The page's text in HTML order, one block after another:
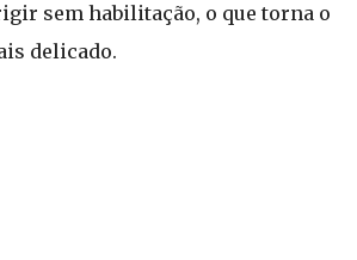
sem habilitação, o que torna o
delicado.